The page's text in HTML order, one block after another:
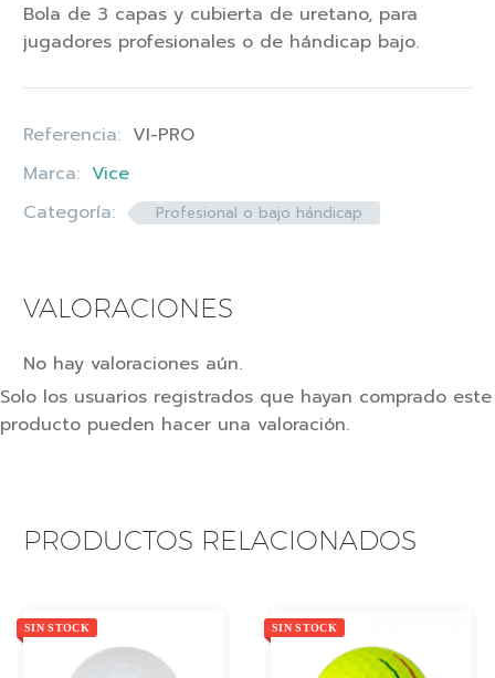
Bola de 3 capas y cubierta de uretano, para
jugadores profesionales o de hándicap bajo.
Referencia: VI-PRO
Marca: Vice
Categoría:
Profesional o bajo hándicap
VALORACIONES
No hay valoraciones aún.
Solo los usuarios registrados que hayan comprado este
producto pueden hacer una valoración.
PRODUCTOS RELACIONADOS
SIN STOCK SIN STOCK